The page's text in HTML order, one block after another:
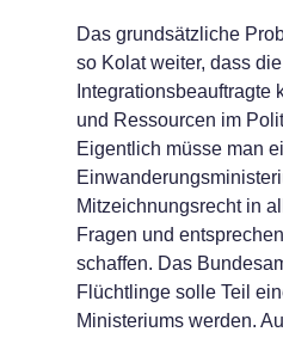
Das grundsätzliche
so Kolat weiter, dass die
Integrationsbeauftragte
und Ressourcen im
Eigentlich müsse man
Mitzeichnungsrecht in
Fragen und
schaffen. Das
Flüchtlinge solle Teil
Ministeriums werden.